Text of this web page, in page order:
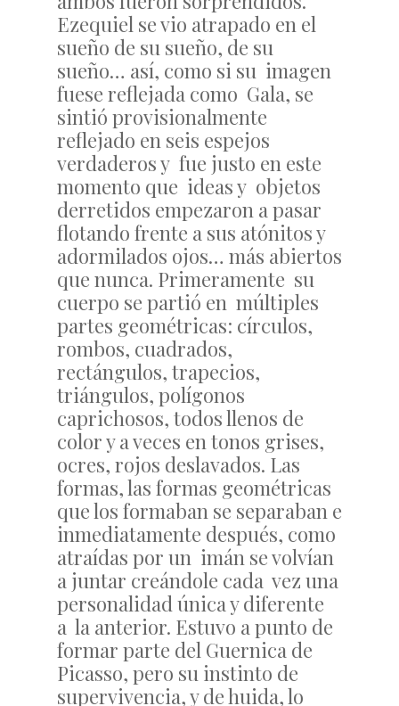
Ezequiel se vio atrapado en el
sueño de su sueño, de su
sueño… así, como si su imagen
fuese reflejada como Gala, se
sintió provisionalmente
reflejado en seis espejos
verdaderos y fue justo en este
momento que ideas y objetos
derretidos empezaron a pasar
flotando frente a sus atónitos y
adormilados ojos… más abiertos
que nunca. Primeramente su
cuerpo se partió en múltiples
partes geométricas: círculos,
rombos, cuadrados,
rectángulos, trapecios,
triángulos, polígonos
caprichosos, todos llenos de
color y a veces en tonos grises,
ocres, rojos deslavados. Las
formas, las formas geométricas
que los formaban se separaban e
inmediatamente después, como
atraídas por un imán se volvían
a juntar creándole cada vez una
personalidad única y diferente
a la anterior. Estuvo a punto de
formar parte del Guernica de
Picasso, pero su instinto de
supervivencia, y de huida, lo